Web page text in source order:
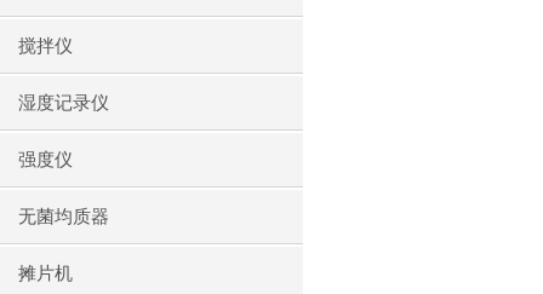
搅拌仪
湿度记录仪
强度仪
无菌均质器
摊片机